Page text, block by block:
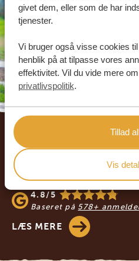
givet dem, eller som de har
tjenester.
Vi bruger også visse cookies
henblik på at tilpasse vores
effektivitet. Vil du vide mere
privatlivspolitik.
Tillad
Vis
Footer
VORES REJSENDE
SAFARIREJSER
4.8/5
Baseret på 578+
LÆS MERE